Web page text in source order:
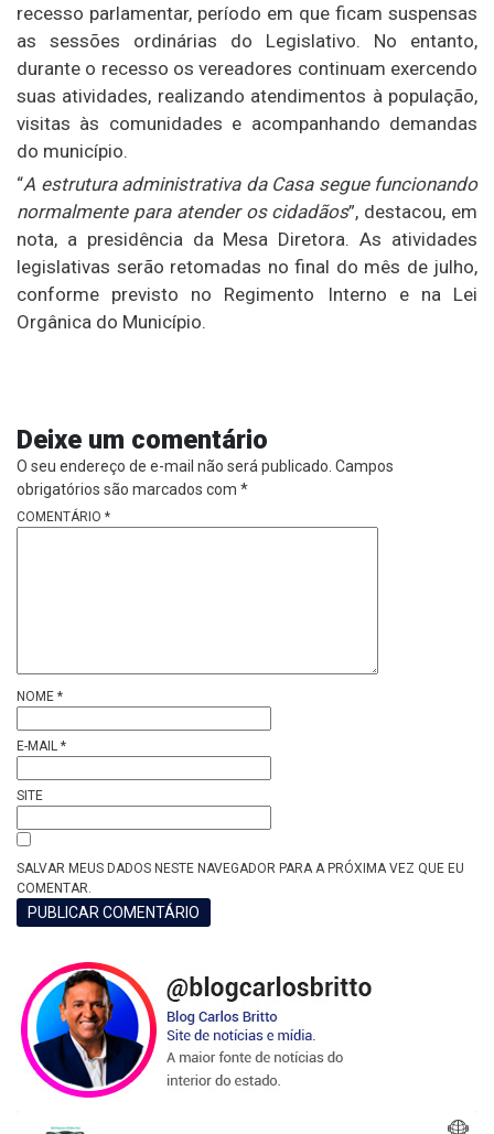
recesso parlamentar, período em que ficam suspensas
as sessões ordinárias do Legislativo. No entanto,
durante o recesso os vereadores continuam exercendo
suas atividades, realizando atendimentos à população,
visitas às comunidades e acompanhando demandas
do município.
“A estrutura administrativa da Casa segue funcionando
normalmente para atender os cidadãos”, destacou, em
nota, a presidência da Mesa Diretora. As atividades
legislativas serão retomadas no final do mês de julho,
conforme previsto no Regimento Interno e na Lei
Orgânica do Município.
Deixe um comentário
O seu endereço de e-mail não será publicado. Campos
obrigatórios são marcados com *
COMENTÁRIO *
NOME *
E-MAIL *
SITE
SALVAR MEUS DADOS NESTE NAVEGADOR PARA A PRÓXIMA VEZ QUE EU
COMENTAR.